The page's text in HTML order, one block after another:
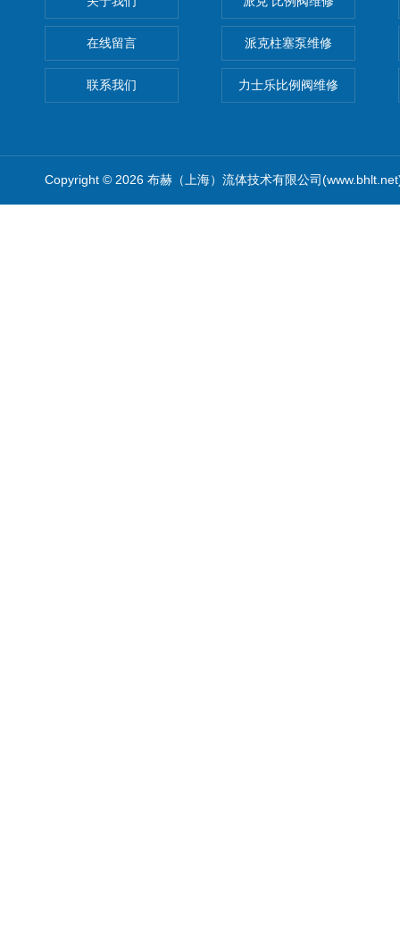
在线留言
联系我们
派克柱塞泵维修
力士乐比例阀维修
Copyright © 2026 布赫（上海）流体技术有限公司